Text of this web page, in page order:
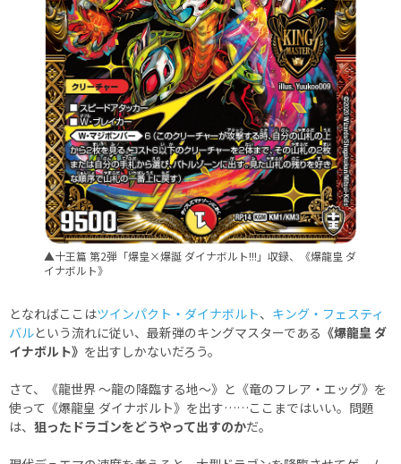
▲十王篇 第2弾「爆皇×爆誕 ダイナボルト!!!」収録、《爆龍皇 ダ
イナボルト》
となればここはツインパクト・ダイナボルト、 キング・フェスティ
バルという流れに従い、最新弾のキングマスターである 《爆龍皇 ダ
イナボルト》 を出すしかないだろう。
さて、《龍世界 ～龍の降臨する地～》と《竜のフレア・エッグ》を
使って《爆龍皇 ダイナボルト》を出す……ここまではいい。問題
は、 狙ったドラゴンをどうやって出すのかだ。